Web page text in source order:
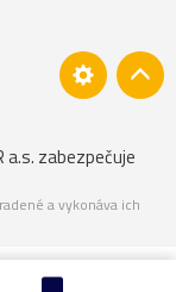
a.s. zabezpečuje
a vykonáva ich